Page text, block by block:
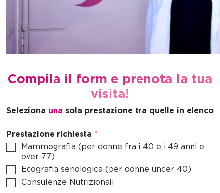
Compila il form e prenota la tua
visita!
Seleziona una sola prestazione tra quelle in elenco
Prestazione richiesta *
Mammografia (per donne fra i 40 e i 49 anni e
over 77)
Ecografia senologica (per donne under 40)
Consulenze Nutrizionali